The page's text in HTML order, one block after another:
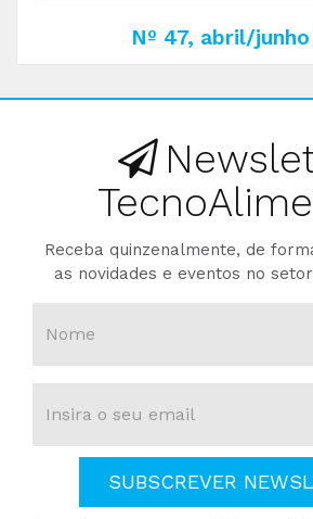
Nº 47, abril/
Receba quinzenalmente, de
as novidades e eventos no
SUBSCREVER